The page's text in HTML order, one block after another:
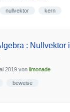
nullvektor kern
: Nullvektor
2019 von limonade
beweise